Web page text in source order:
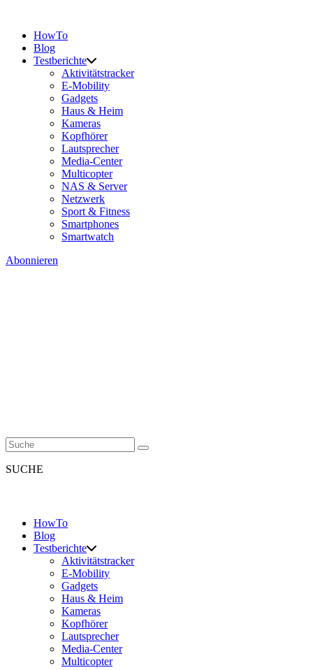
HowTo
Blog
Testberichte
Aktivitätstracker
E-Mobility
Gadgets
Haus & Heim
Kameras
Kopfhörer
Lautsprecher
Media-Center
Multicopter
NAS & Server
Netzwerk
Sport & Fitness
Smartphones
Smartwatch
Abonnieren
SUCHE
HowTo
Blog
Testberichte
Aktivitätstracker
E-Mobility
Gadgets
Haus & Heim
Kameras
Kopfhörer
Lautsprecher
Media-Center
Multicopter